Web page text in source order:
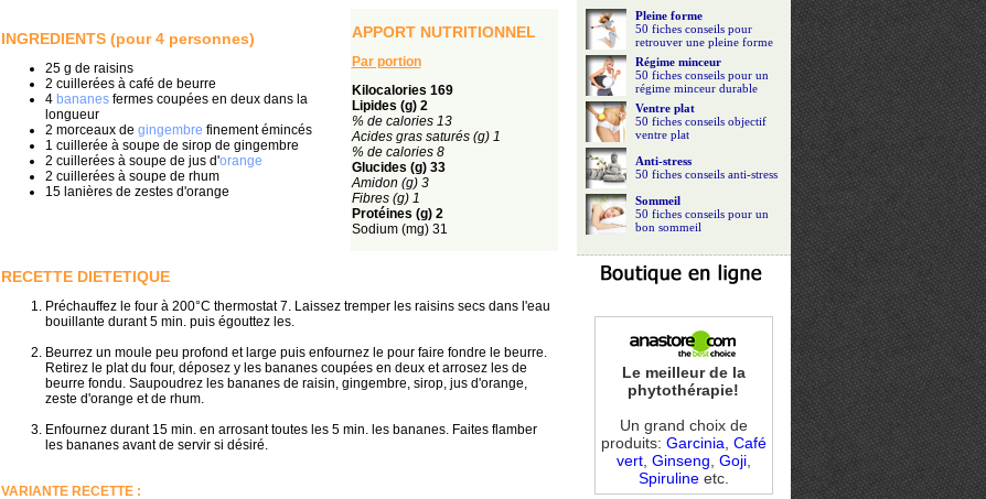
INGREDIENTS (pour 4 personnes)
25 g de raisins
2 cuillerées à café de beurre
4 bananesfermes coupées en deux dans la
longueur
2 morceaux de gingembre finement émincés
1 cuillerée à soupe de sirop de gingembre
2 cuillerées à soupe de jus d'orange
2 cuillerées à soupe de rhum
15 lanières de zestes d'orange
APPORT NUTRITIONNEL
Par portion
Kilocalories 169
Lipides (g) 2
% de calories 13
Acides gras saturés (g) 1
% de calories 8
Glucides (g) 33
Amidon (g) 3
Fibres (g) 1
Protéines (g) 2
Sodium (mg) 31
RECETTE DIETETIQUE
Préchauffez le four à 200°C thermostat 7. Laissez tremper les raisins secs dans l'eau
bouillante durant 5 min. puis égouttez les.
Beurrez un moule peu profond et large puis enfournez le pour faire fondre le beurre.
Retirez le plat du four, déposez y les bananes coupées en deux et arrosez les de
beurre fondu. Saupoudrez les bananes de raisin, gingembre, sirop, jus d'orange,
zeste d'orange et de rhum.
Enfournez durant 15 min. en arrosant toutes les 5 min. les bananes. Faites flamber
les bananes avant de servir si désiré.
VARIANTE RECETTE :
Pleine forme
50 fiches conseils pour
retrouver une pleine forme
Régime minceur
50 fiches conseils pour un
régime minceur durable
Ventre plat
50 fiches conseils objectif
ventre plat
Anti-stress
50 fiches conseils anti-stress
Sommeil
50 fiches conseils pour un
bon sommeil
Le meilleur de la
phytothérapie!
Un grand choix de
produits: Garcinia Café
vert, Ginseng Goji,
Spirulineetc.